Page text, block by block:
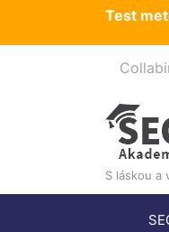
Test
S láskou a